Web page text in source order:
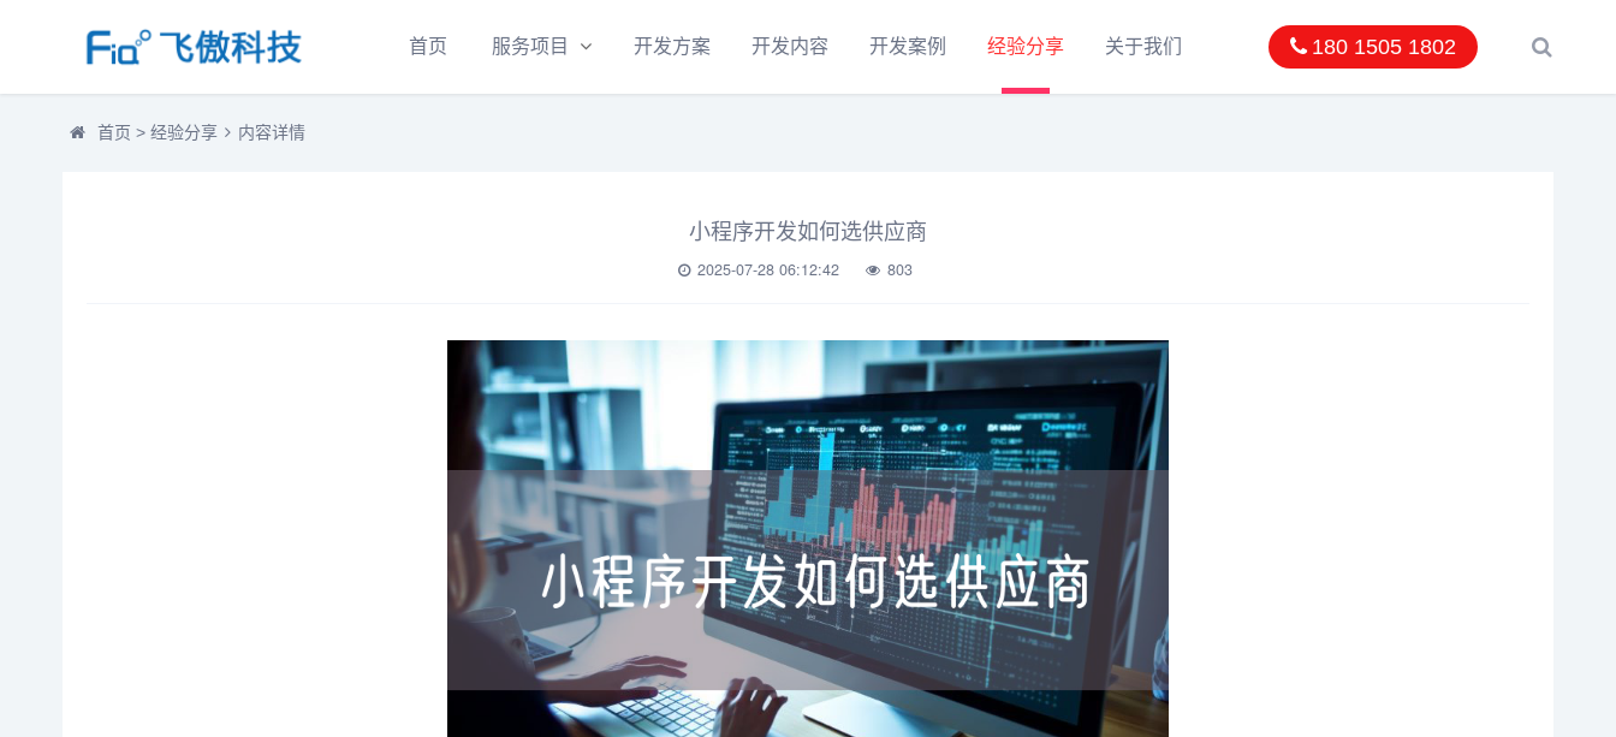
首页 服务项目 开发方案 开发内容 开发案例 经验分享 关于我们 180 1505 1802
首页 > 经验分享 内容详情
小程序开发如何选供应商
2025-07-28 06:12:42 803